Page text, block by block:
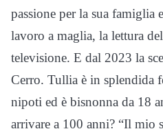
passione per la sua
lavoro a maglia, la lettura
televisione. E dal 2023 la
Cerro. Tullia è in splendida
nipoti ed è bisnonna da 18
arrivare a 100 anni? “Il mio